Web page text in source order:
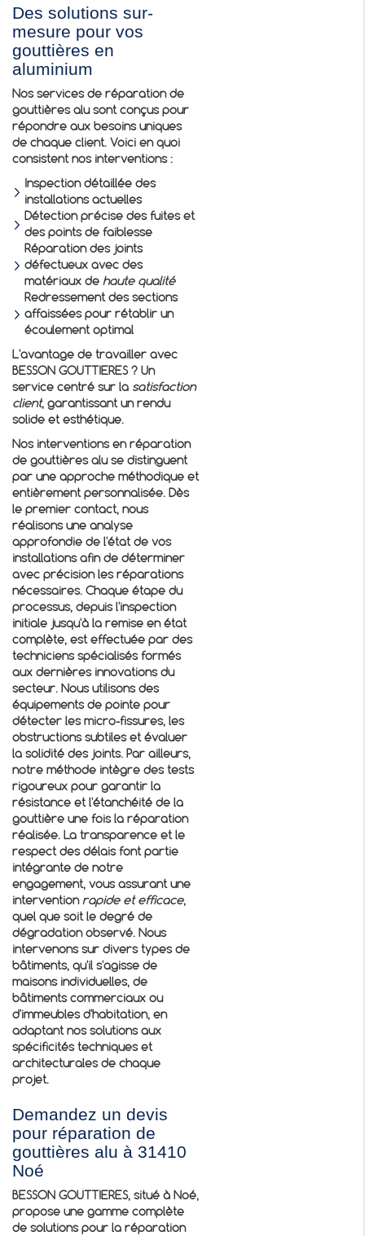
Des solutions sur-
mesure pour vos
gouttières en
aluminium
Nos services de réparation de
gouttières alusont conçus pour
répondre aux besoins uniques
de chaque client. Voici en quoi
consistent nos interventions :
Inspection détaillée des
installations actuelles
Détection précise des fuites et
des points de faiblesse
Réparation des joints
défectueux avec des
matériaux de haute qualité
Redressement des sections
affaissées pour rétablir un
écoulement optimal
L'avantage de travailler avec
BESSON GOUTTIERES ? Un
service centré sur la satisfaction
client, garantissant un rendu
solide et esthétique.
Nos interventions en réparation
de gouttières alu se distinguent
par une approche méthodique et
entièrement personnalisée. Dès
le premier contact, nous
réalisons une analyse
approfondie de l'état de vos
installations afin de déterminer
avec précision les réparations
nécessaires. Chaque étape du
processus, depuis l'inspection
initiale jusqu'à la remise en état
complète, est effectuée par des
techniciens spécialisés formés
aux dernières innovations du
secteur. Nous utilisons des
équipements de pointe pour
détecter les micro-fissures, les
obstructions subtiles et évaluer
la solidité des joints. Par ailleurs,
notre méthode intègre des tests
rigoureux pour garantir la
résistance et l'étanchéité de la
gouttière une fois la réparation
réalisée. La transparence et le
respect des délais font partie
intégrante de notre
engagement, vous assurant une
intervention rapide et efficace,
quel que soit le degré de
dégradation observé. Nous
intervenons sur divers types de
bâtiments, qu'il s'agisse de
maisons individuelles, de
bâtiments commerciaux ou
d'immeubles d'habitation, en
adaptant nos solutions aux
spécificités techniques et
architecturales de chaque
projet.
Demandez un devis
pour réparation de
gouttières alu à 31410
Noé
BESSON GOUTTIERES, situé à Noé,
propose une gamme complète
de solutions pour la réparation